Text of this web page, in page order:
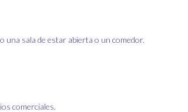
una sala de estar abierta o un comedor.
comerciales.